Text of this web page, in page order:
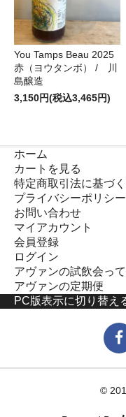
You Tamps Beau 2025
赤（ヨウタンボ） / 川
島醸造
3,150円(税込3,465円)
ホーム
カートを見る
特定商取引法に基づ
プライバシーポリシー
お問い合わせ
マイアカウント
会員登録
ログイン
アヴァンの試飲会っ
アヴァンの定期便
PC版表示に切り替え
©